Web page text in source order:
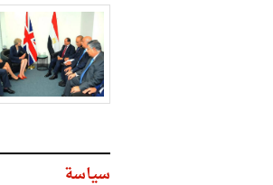
سياسة